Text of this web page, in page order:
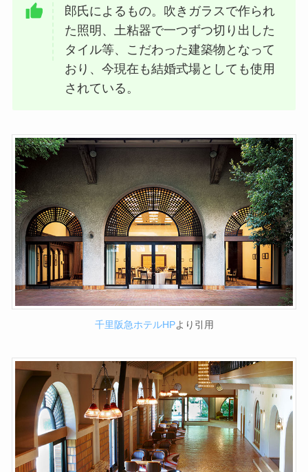
郎氏によるもの。吹きガラスで作られ
た照明、土粘器で一つずつ切り出した
タイル等、こだわった建築物となって
おり、今現在も結婚式場としても使用
されている。
千里阪急ホテルHPより引用